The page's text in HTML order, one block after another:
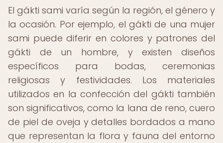
El gákti sami varía según la región, el género y
la ocasión. Por ejemplo, el gákti de una mujer
sami puede diferir en colores y patrones del
gákti de un hombre, y existen diseños
específicos para bodas, ceremonias
religiosas y festividades. Los materiales
utilizados en la confección del gákti también
son significativos, como la lana de reno, cuero
de piel de oveja y detalles bordados a mano
que representan la flora y fauna del entorno